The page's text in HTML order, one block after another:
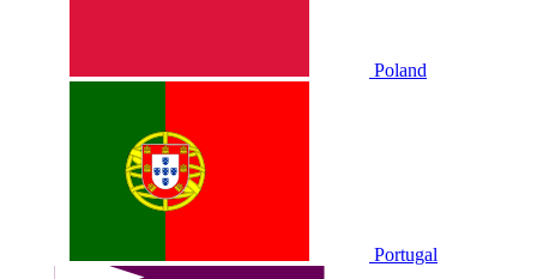
Poland
Portugal